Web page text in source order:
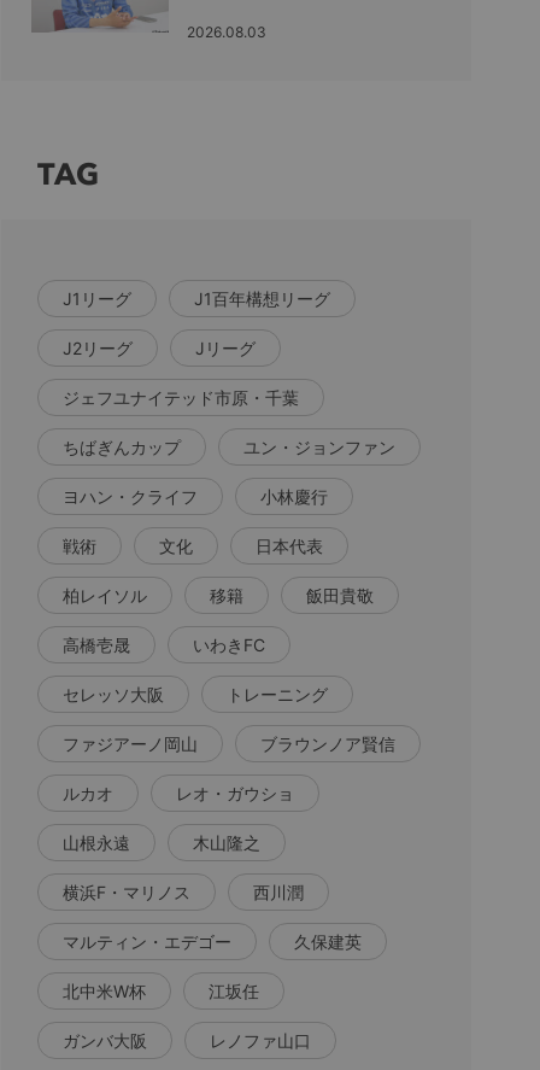
2026.08.03
TAG
J1リーグ J1百年構想リーグ
J2リーグ Jリーグ
ジェフユナイテッド市原・千葉
ちばぎんカップ ユン・ジョンファン
ヨハン・クライフ 小林慶行
戦術 文化 日本代表
柏レイソル 移籍 飯田貴敬
高橋壱晟 いわきFC
セレッソ大阪 トレーニング
ファジアーノ岡山 ブラウンノア賢信
ルカオ レオ・ガウショ
山根永遠 木山隆之
横浜F・マリノス 西川潤
マルティン・エデゴー 久保建英
北中米W杯 江坂任
ガンバ大阪 レノファ山口